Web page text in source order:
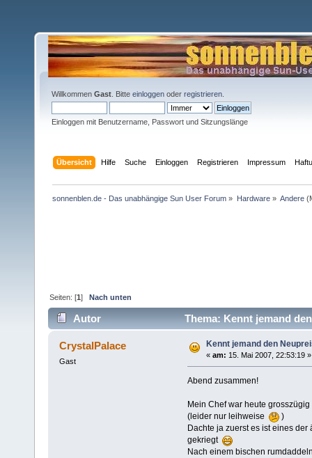
Willkommen Gast . Bitte einloggen oder registrieren
Einloggen mit Benutzername, Passwort und Sitzungslänge
Übersicht Hilfe Suche Einloggen Registrieren Impressum
sonnenblen.de - Das unabhängige Sun User Forum » Hardware» Andere
Seiten: [1]Nach unten
Autor Thema: Kennt jemand
CrystalPalace
Gast
Kennt jemand den
« am: 15. Mai 2007, 22:53:19 »
Abend zusammen!
Mein Chef war heute
(leider nur leihweise
)
Dachte ja zuerst es ist eines
gekriegt
Nach einem bischen